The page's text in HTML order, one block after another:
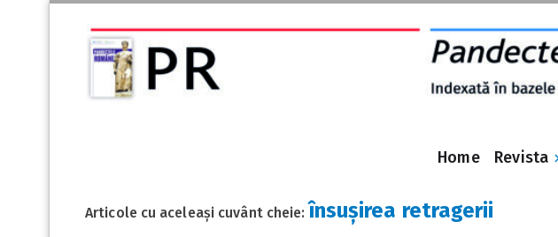
Home Revista
Articole cu aceleași cuvânt cheie: însușirea retragerii